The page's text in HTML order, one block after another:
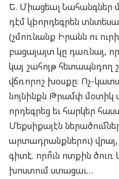
Ե. Միացեալ Նահանգներ
դէմ կþորդեգրեն
(չմոռնանք Իրանն ու
բացայայտ կը դառնայ,
կայ շահոյթ հետապնդող
վճռորոշ խօսքը։ Ոչ-
նոյնինքն Թրամփ մօտիկ
որդեգրեց եւ հարկեր
Մեքսիքայէն
արտադրանքներու) վրայ,
գիտէ. որո՞ւն ոտքին ծուռ
խոստում ստացաւ…